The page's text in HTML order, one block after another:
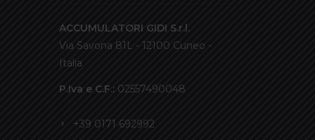
ACCUMULATORI GIDI S.r.l.
Via Savona 81L - 12100 Cuneo -
Italia
P.Iva e C.F.: 02557490048
+39 0171 692992